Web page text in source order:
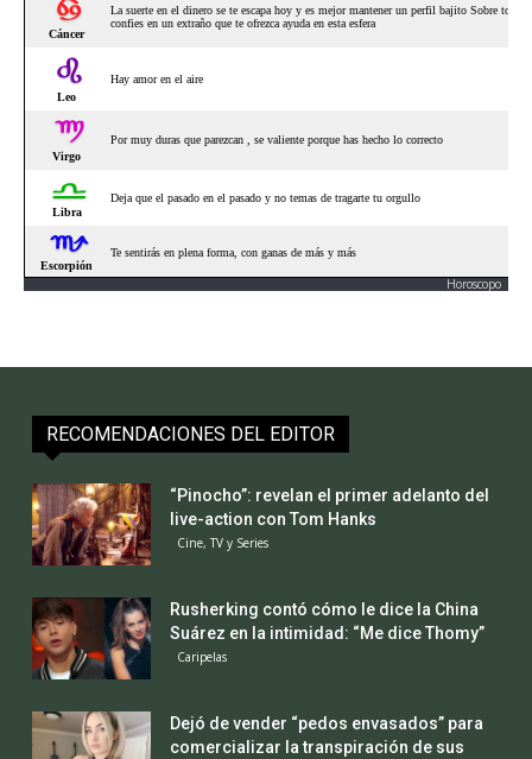
Horoscopo
RECOMENDACIONES DEL EDITOR
“Pinocho”: revelan el primer adelanto del
live-action con Tom Hanks
Cine, TV y Series
Rusherking contó cómo le dice la China
Suárez en la intimidad: “Me dice Thomy”
Caripelas
Dejó de vender “pedos envasados” para
comercializar la transpiración de sus